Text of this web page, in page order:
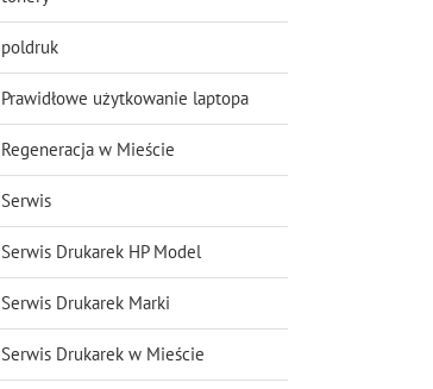
poldruk
Prawidłowe użytkowanie laptopa
Regeneracja w Mieście
Serwis
Serwis Drukarek HP Model
Serwis Drukarek Marki
Serwis Drukarek w Mieście